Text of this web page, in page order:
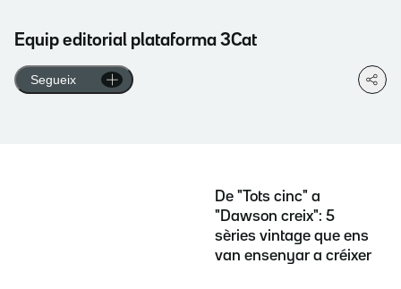
Equip editorial plataforma 3Cat
Segueix
De "Tots cinc" a
"Dawson creix": 5
sèries vintage que ens
van ensenyar a créixer